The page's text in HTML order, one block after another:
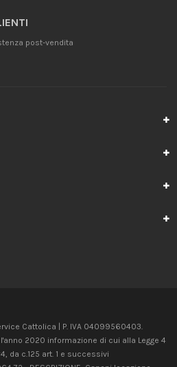
post-vendita
Cattolica | P. IVA 04099560403.
2020 informazione di cui alla Legge 4
da c.125 art. 1 e successivi